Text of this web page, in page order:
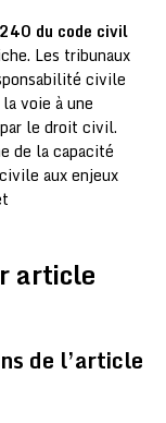
du code civil
Les tribunaux
civile
voie à une
le droit civil.
de la capacité
aux enjeux
article
de l’article